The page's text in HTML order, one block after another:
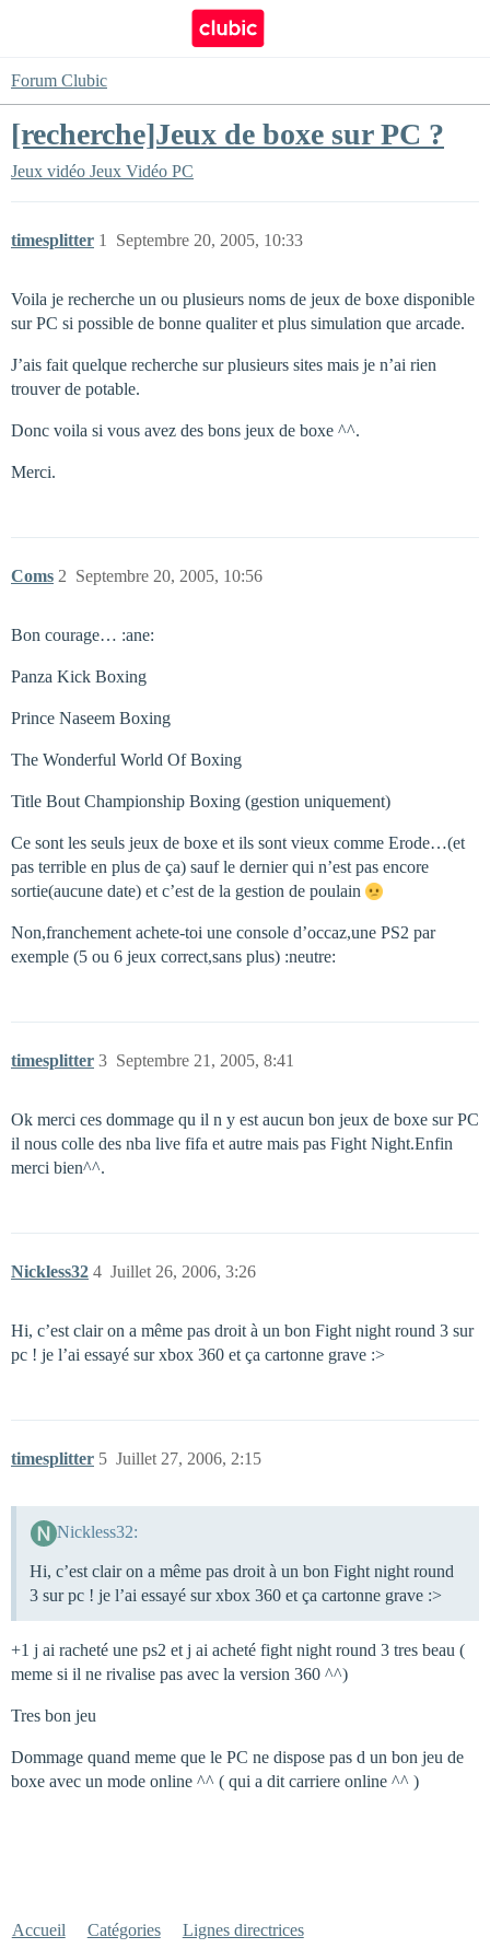
Forum Clubic
[recherche]Jeux de boxe sur PC ?
Jeux vidéo Jeux Vidéo PC
timesplitter Septembre 20, 2005, 10:33
1
Voila je recherche un ou plusieurs noms de jeux de boxe disponible
sur PC si possible de bonne qualiter et plus simulation que arcade.
J’ais fait quelque recherche sur plusieurs sites mais je n’ai rien
trouver de potable.
Donc voila si vous avez des bons jeux de boxe ^^.
Merci.
Coms Septembre 20, 2005, 10:56
2
Bon courage… :ane:
Panza Kick Boxing
Prince Naseem Boxing
The Wonderful World Of Boxing
Title Bout Championship Boxing (gestion uniquement)
Ce sont les seuls jeux de boxe et ils sont vieux comme Erode…(et
pas terrible en plus de ça) sauf le dernier qui n’est pas encore
sortie(aucune date) et c’est de la gestion de poulain
Non,franchement achete-toi une console d’occaz,une PS2 par
exemple (5 ou 6 jeux correct,sans plus) :neutre:
timesplitter Septembre 21, 2005, 8:41
3
Ok merci ces dommage qu il n y est aucun bon jeux de boxe sur PC
il nous colle des nba live fifa et autre mais pas Fight Night.Enfin
merci bien^^.
Nickless32 Juillet 26, 2006, 3:26
4
Hi, c’est clair on a même pas droit à un bon Fight night round 3 sur
pc ! je l’ai essayé sur xbox 360 et ça cartonne grave :>
timesplitter Juillet 27, 2006, 2:15
5
Nickless32:
Hi, c’est clair on a même pas droit à un bon Fight night round
3 sur pc ! je l’ai essayé sur xbox 360 et ça cartonne grave :>
+1 j ai racheté une ps2 et j ai acheté fight night round 3 tres beau (
meme si il ne rivalise pas avec la version 360 ^^)
Tres bon jeu
Dommage quand meme que le PC ne dispose pas d un bon jeu de
boxe avec un mode online ^^ ( qui a dit carriere online ^^ )
Accueil Catégories Lignes directrices